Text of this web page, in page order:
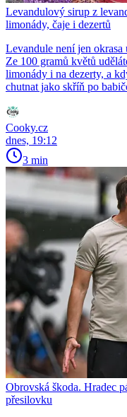
Levandulový sirup z
limonády, čaje i dezertů
Levandule není jen
Ze 100 gramů květů
limonády i na dezerty, a
chutnat jako skříň po
Cooky.cz
dnes, 19:12
3 min
Obrovská škoda. Hradec
přesilovku